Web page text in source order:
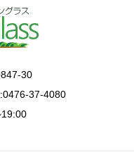
30
37-4080